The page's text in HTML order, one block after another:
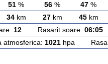
51 % 56 % 47 %
34km 27km 45km
12Rasarit soare: 06:05
1021hpa